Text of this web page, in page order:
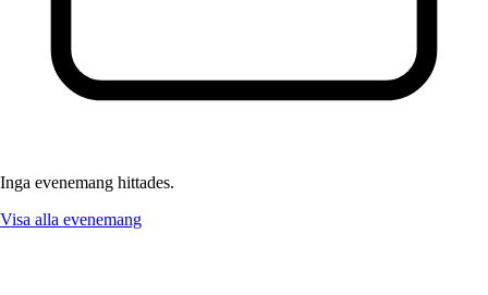
Inga evenemang hittades.
Visa alla evenemang